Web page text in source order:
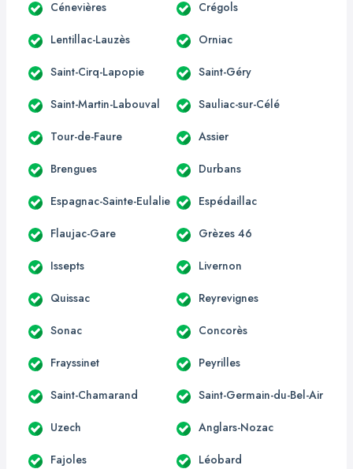
Cénevières Crégols
Lentillac-Lauzès Orniac
Saint-Cirq-Lapopie Saint-Géry
Saint-Martin-Labouval Sauliac-sur-Célé
Tour-de-Faure Assier
Brengues Durbans
Espagnac-Sainte-Eulalie Espédaillac
Flaujac-Gare Grèzes 46
Issepts Livernon
Quissac Reyrevignes
Sonac Concorès
Frayssinet Peyrilles
Saint-Chamarand Saint-Germain-du-Bel-Air
Uzech Anglars-Nozac
Fajoles Léobard